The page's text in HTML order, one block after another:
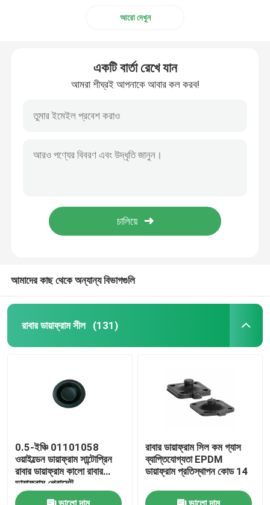
পণ্য
আমাদের সম্বন্ধে
আরো দেখুন
একটি বার্তা রেখে যান
আমরা শীঘ্রই আপনাকে আবার কল করব!
আমাদের কাছ থেকে অন্যান্য বিভাগগুলি
রাবার ডায়াফ্রাম সীল (131)
0.5-ইঞ্চি 01101058
ওয়াইল্ডেন ডায়াফ্রাম সান্টোপ্রিন
রাবার ডায়াফ্রাম কালো রাবার
ডায়াফ্রাম গ্রোমেট
রাবার ডায়াফ্রাম সিল কম গ্যাস
ব্যাপ্তিযোগ্যতা EPDM
ডায়াফ্রাম প্রতিস্থাপন কোড 14